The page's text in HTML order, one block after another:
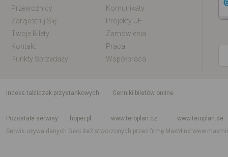
Przewoźnicy
Komunikaty
Zarejestruj Się
Projekty UE
Twoje Bilety
Zamówienia
Kontakt
Praca
Punkty Sprzedaży
Współpraca
indeks tabliczek przystankowych
Cenniki biletów online
Pozostałe serwisy
hoper.pl www.teroplan.cz
www.teroplan.de
Serwis używa danych GeoLite2 stworzonych przez firmę MaxMind